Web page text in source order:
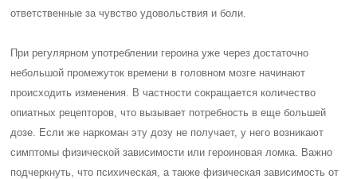
ответственные за чувство удовольствия и боли.
При регулярном употреблении героина уже через достаточно
небольшой промежуток времени в головном мозге начинают
происходить изменения. В частности сокращается количество
опиатных рецепторов, что вызывает потребность в еще большей
дозе. Если же наркоман эту дозу не получает, у него возникают
симптомы физической зависимости или героиновая ломка. Важно
подчеркнуть, что психическая, а также физическая зависимость от